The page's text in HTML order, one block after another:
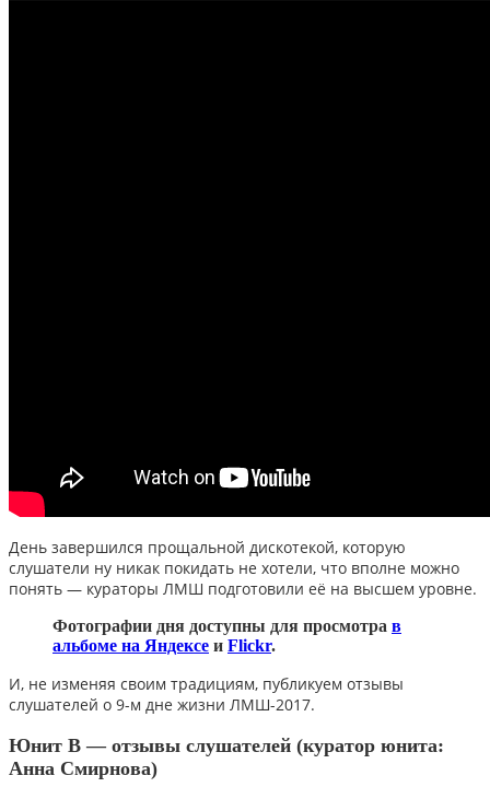
День завершился прощальной дискотекой, которую
слушатели ну никак покидать не хотели, что вполне можно
понять — кураторы ЛМШ подготовили её на высшем уровне.
Фотографии дня доступны для просмотра в
альбоме на Яндексе и Flickr.
И, не изменяя своим традициям, публикуем отзывы
слушателей о 9-м дне жизни ЛМШ-2017.
Юнит B — отзывы слушателей (куратор юнита:
Анна Смирнова)